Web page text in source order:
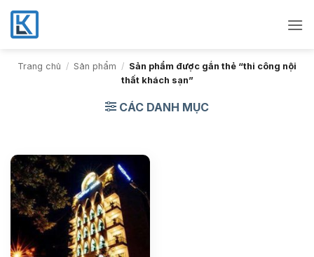
Bỏ
qua
nội
dungTrang chủ / Sản phẩm / Sản phẩm được gắn thẻ “thi công nội
thất khách sạn”
CÁC DANH MỤC